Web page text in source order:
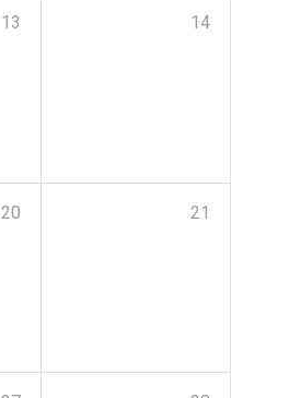
13 14
20 21